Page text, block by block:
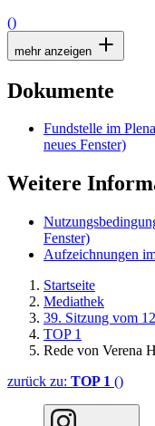
()
mehr anzeigen
Dokumente
Fundstelle im
neues Fenster)
Weitere
Fenster)
Aufzeichnungen
Startseite
Mediathek
39. Sitzung vom
TOP 1
Rede von Verena
zurück zu: TOP 1 ()